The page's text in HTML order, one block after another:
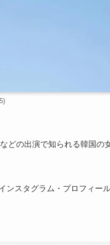
どの出演で知られる韓国の
ンスタグラム・プロフィー